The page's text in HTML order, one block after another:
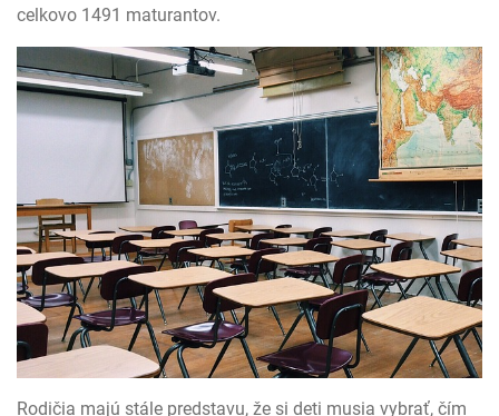
celkovo 1491 maturantov.
Rodičia majú stále predstavu, že si deti musia vybrať, čím